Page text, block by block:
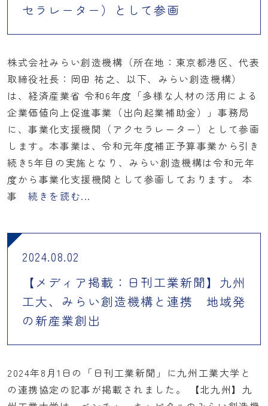
セラレーター）として参画
株式会社みらい創造機構（所在地：東京都港区、代表
取締役社長：岡田 祐之、以下、みらい創造機構）
は、経済産業省 令和6年度「多様な人材の活用による
企業価値向上促進事業（出向起業補助金）」事務局
に、事業化支援機関（アクセラレーター）として参画
します。本事業は、令和元年度補正予算事業から引き
続き5年目の実施となり、みらい創造機構は令和元年
度から事業化支援機関として参画しております。 本
事
続きを読む...
2024.08.02
【メディア掲載：日刊工業新聞】九州
工大、みらい創造機構と連携 地域発
の新産業創出
2024年8月1日の「日刊工業新聞」に九州工業大学と
の連携協定の記事が掲載されました。 【北九州】九